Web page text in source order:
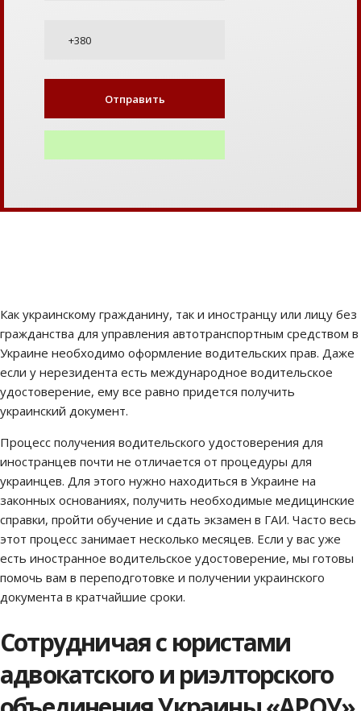
Как украинскому гражданину, так и иностранцу или лицу без
гражданства для управления автотранспортным средством в
Украине необходимо оформление водительских прав. Даже
если у нерезидента есть международное водительское
удостоверение, ему все равно придется получить
украинский документ.
Процесс получения водительского удостоверения для
иностранцев почти не отличается от процедуры для
украинцев. Для этого нужно находиться в Украине на
законных основаниях, получить необходимые медицинские
справки, пройти обучение и сдать экзамен в ГАИ. Часто весь
этот процесс занимает несколько месяцев. Если у вас уже
есть иностранное водительское удостоверение, мы готовы
помочь вам в переподготовке и получении украинского
документа в кратчайшие сроки.
Сотрудничая с юристами
адвокатского и риэлторского